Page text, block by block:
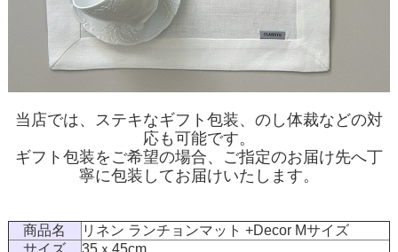
当店では、ステキなギフト包装、のし体裁などの対
応も可能です。
ギフト包装をご希望の場合、ご指定のお届け先へ丁
寧に包装してお届けいたします。
商品名
リネン ランチョンマット +Decor Mサイズ
サイズ
35ｘ45cm